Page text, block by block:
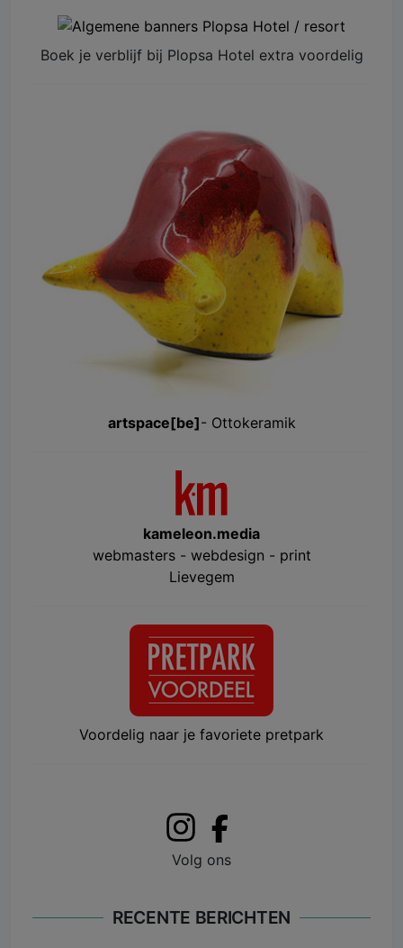
Boek je verblijf bij Plopsa Hotel extra voordelig
artspace[be]- Ottokeramik
kameleon.media
webmasters - webdesign - print
Lievegem
Voordelig naar je favoriete pretpark
Volg ons
RECENTE BERICHTEN